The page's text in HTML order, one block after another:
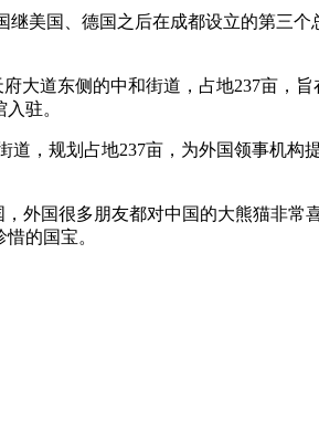
继美国、德国之后在成都设立的第三个
大道东侧的中和街道，占地237亩，旨
驻。
，规划占地237亩，为外国领事机构
外国很多朋友都对中国的大熊猫非常
的国宝。